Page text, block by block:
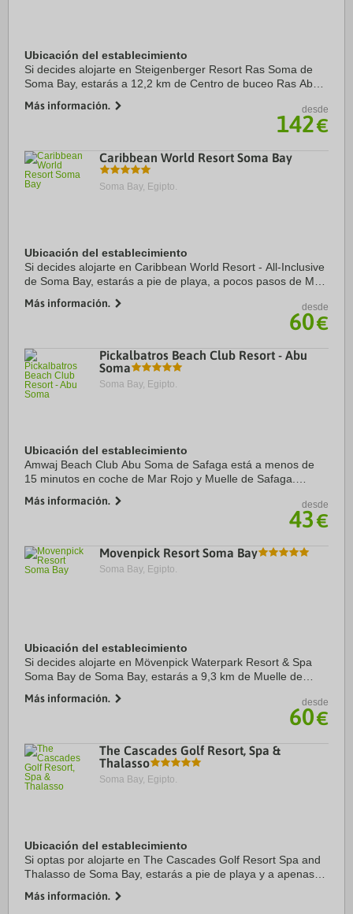
Ubicación del establecimiento
Si decides alojarte en Steigenberger Resort Ras Soma de
Soma Bay, estarás a 12,2 km de Centro de buceo Ras Abu
Además, este hotel de playa se ...
Más información. desde
142€
Caribbean World Resort Soma Bay
Soma Bay, Egipto.
Ubicación del establecimiento
Si decides alojarte en Caribbean World Resort - All-Inclusive
de Soma Bay, estarás a pie de playa, a pocos pasos de Mar
Arbaa. Además, este ...
Más información. desde
60€
Pickalbatros Beach Club Resort - Abu
Soma
Soma Bay, Egipto.
Ubicación del establecimiento
Amwaj Beach Club Abu Soma de Safaga está a menos de
15 minutos en coche de Mar Rojo y Muelle de Safaga.
21,2 km de Big Dayz Water Sport Center y a ...
Más información. desde
43€
Movenpick Resort Soma Bay
Soma Bay, Egipto.
Ubicación del establecimiento
Si decides alojarte en Mövenpick Waterpark Resort & Spa
Soma Bay de Soma Bay, estarás a 9,3 km de Muelle de
complejo de playa se encuentra a pocos ...
Más información. desde
60€
The Cascades Golf Resort, Spa &
Thalasso
Soma Bay, Egipto.
Ubicación del establecimiento
Si optas por alojarte en The Cascades Golf Resort Spa and
Thalasso de Soma Bay, estarás a pie de playa y a apenas
se encuentra a 3,8 km de Centro de ...
Más información.